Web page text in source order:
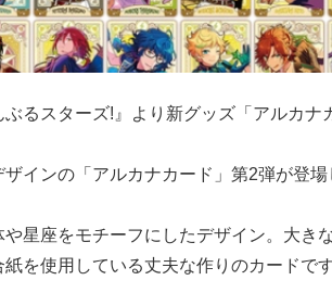
ぶるスターズ!』より新グッズ「アルカナ
インの「アルカナカード」第2弾が登場
や星座をモチーフにしたデザイン。大き
を使用している丈夫な作りのカードです